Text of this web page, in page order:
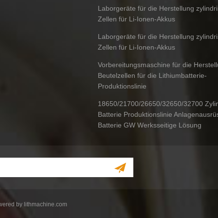
Laborgeräte für die Herstellung
Zellen für Li-Ionen-Akkus
Laborgeräte für die Herstellung
Zellen für Li-Ionen-Akkus
Vorbereitungsmaschine für die
Beutelzellen für die Lithiumbatterie-
Produktionslinie
18650/21700/26650/32650/32700
Batterie Produktionslinie
Batterie GW Werksseitige Lösung
by lithmachine.com